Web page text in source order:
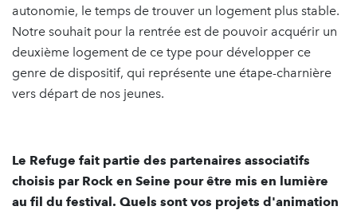
autonomie, le temps de trouver un logement plus stable.
Notre souhait pour la rentrée est de pouvoir acquérir un
deuxième logement de ce type pour développer ce
genre de dispositif, qui représente une étape-charnière
vers départ de nos jeunes.
Le Refuge fait partie des partenaires associatifs
choisis par Rock en Seine pour être mis en lumière
au fil du festival. Quels sont vos projets d'animation